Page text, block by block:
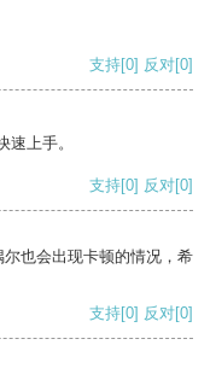
支持[0] 反对[0]
上手。
支持[0] 反对[0]
也会出现卡顿的情况，希
支持[0] 反对[0]